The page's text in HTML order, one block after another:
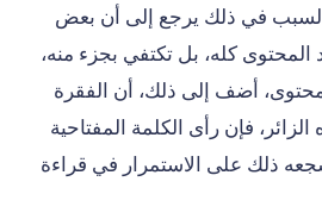
في ذلك يرجع إلى أن بعض
كله، بل تكتفي بجزء منه،
أضف إلى ذلك، أن الفقرة
فإن رأى الكلمة المفتاحية
ذلك على الاستمرار في قراءة